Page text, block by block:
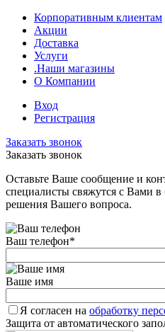
Корпоративным клиентам
Акции
Доставка
Услуги
.Наши магазины
О Компании
Вход
Регистрация
Заказать звонок
Заказать звонок
Оставьте Ваше сообщение и
специалисты свяжутся с Вами
решения Вашего вопроса.
Ваш телефон*
Ваше имя
Я согласен на обработку
Защита от автоматического